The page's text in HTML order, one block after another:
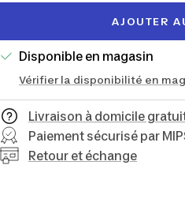
AJOUTER
Disponible en magasin
Vérifier la disponibilité en
Livraison à domicile
Paiement sécurisé par
Retour et échange